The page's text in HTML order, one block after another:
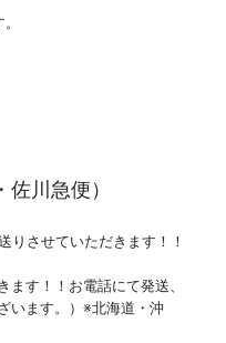
川急便）
りさせていただきます！！
ます！！お電話にて発送、
います。）※北海道・沖